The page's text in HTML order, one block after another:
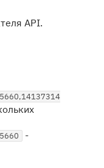
API.
-